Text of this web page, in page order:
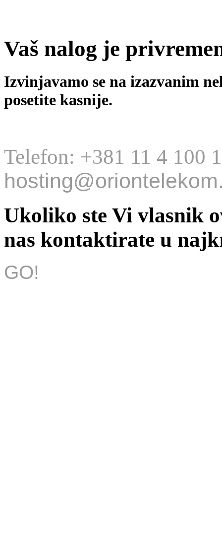
Vaš nalog je
Izvinjavamo se na izazvanim
posetite kasnije.
Telefon: +381 11 4 100
Ukoliko ste Vi vlasnik
nas kontaktirate u
GO!